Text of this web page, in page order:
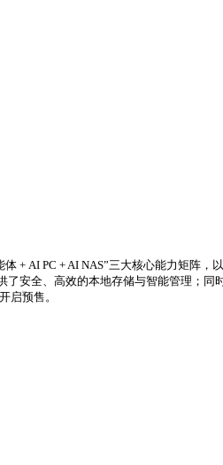
AI PC + AI NAS”三大核心能力矩阵，
安全、高效的本地存储与智能管理；同
启预售。